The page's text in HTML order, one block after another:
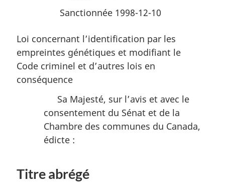
Sanctionnée 1998-12-10
Loi concernant l’identification par les
empreintes génétiques et modifiant le
Code criminel et d’autres lois en
conséquence
Sa Majesté, sur l’avis et avec le
consentement du Sénat et de la
Chambre des communes du Canada,
édicte :
Titre abrégé